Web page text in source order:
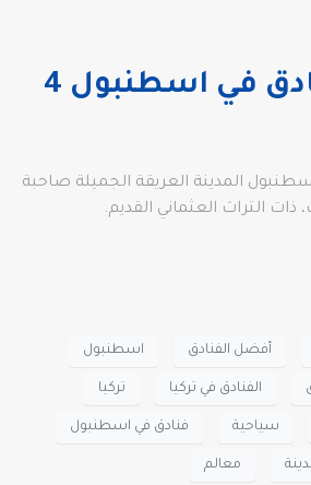
أفضل 7 فنادق في اسطنبول 4
المدينة العريقة الجميلة صاحبة
التراث العثماني القديم.
أفضل الفنادق اسطنبول
الفنادق في تركيا تركيا
سياحية فنادق في اسطنبول
معالم